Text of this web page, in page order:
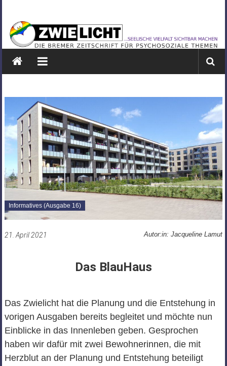
springen
ZWIELICHT
BREMEN
DIE
PSYCHOSOZIALE
THEMEN
Informatives (Ausgabe 16)
21. April 2021 Autor:in: Jacqueline Lamut
Das BlauHaus
Das Zwielicht hat die Planung und die Entstehung in
vorigen Ausgaben bereits begleitet und möchte nun
Einblicke in das Innenleben geben. Gesprochen
haben wir dafür mit zwei Bewohnerinnen, die mit
Herzblut an der Planung und Entstehung beteiligt